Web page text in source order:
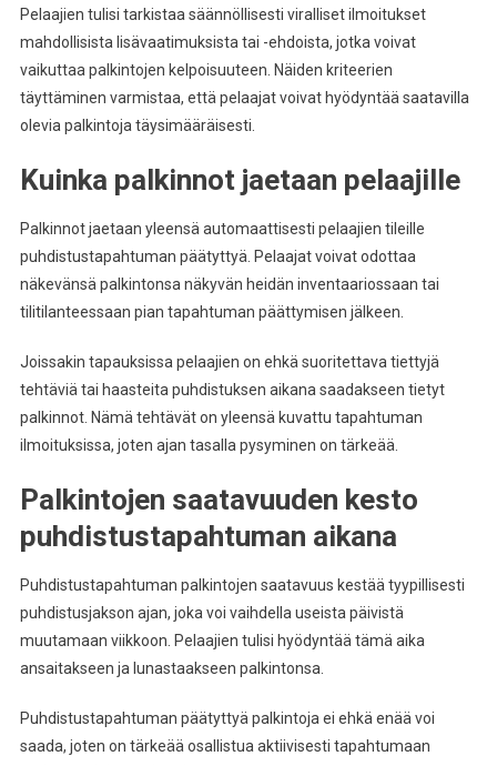
Pelaajien tulisi tarkistaa säännöllisesti viralliset ilmoitukset
mahdollisista lisävaatimuksista tai -ehdoista, jotka voivat
vaikuttaa palkintojen kelpoisuuteen. Näiden kriteerien
täyttäminen varmistaa, että pelaajat voivat hyödyntää saatavilla
olevia palkintoja täysimääräisesti.
Kuinka palkinnot jaetaan pelaajille
Palkinnot jaetaan yleensä automaattisesti pelaajien tileille
puhdistustapahtuman päätyttyä. Pelaajat voivat odottaa
näkevänsä palkintonsa näkyvän heidän inventaariossaan tai
tilitilanteessaan pian tapahtuman päättymisen jälkeen.
Joissakin tapauksissa pelaajien on ehkä suoritettava tiettyjä
tehtäviä tai haasteita puhdistuksen aikana saadakseen tietyt
palkinnot. Nämä tehtävät on yleensä kuvattu tapahtuman
ilmoituksissa, joten ajan tasalla pysyminen on tärkeää.
Palkintojen saatavuuden kesto
puhdistustapahtuman aikana
Puhdistustapahtuman palkintojen saatavuus kestää tyypillisesti
puhdistusjakson ajan, joka voi vaihdella useista päivistä
muutamaan viikkoon. Pelaajien tulisi hyödyntää tämä aika
ansaitakseen ja lunastaakseen palkintonsa.
Puhdistustapahtuman päätyttyä palkintoja ei ehkä enää voi
saada, joten on tärkeää osallistua aktiivisesti tapahtumaan